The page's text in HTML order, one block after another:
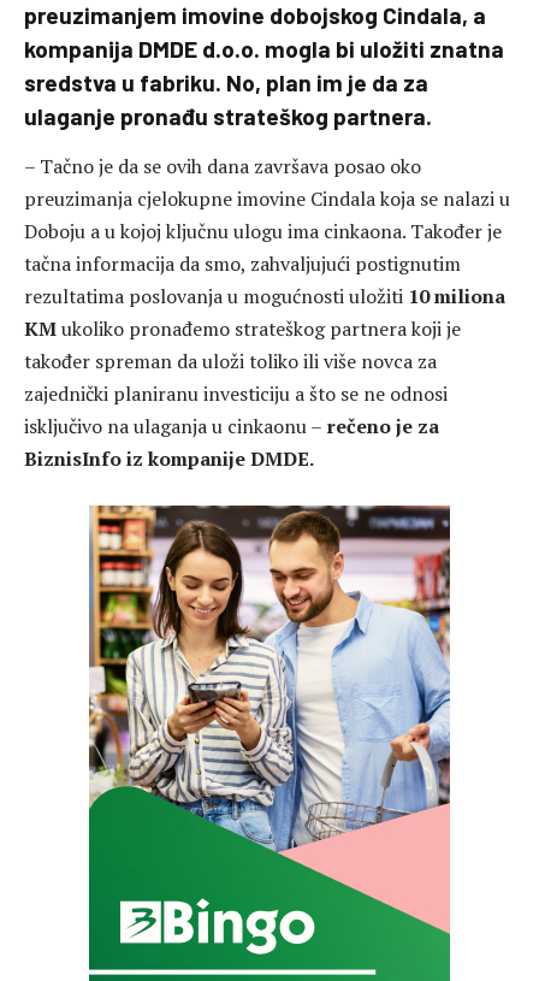
preuzimanjem imovine dobojskog Cindala, a
kompanija DMDE d.o.o. mogla bi uložiti znatna
sredstva u fabriku. No, plan im je da za
ulaganje pronađu strateškog partnera.
– Tačno je da se ovih dana završava posao oko
preuzimanja cjelokupne imovine Cindala koja se nalazi u
Doboju a u kojoj ključnu ulogu ima cinkaona. Također je
tačna informacija da smo, zahvaljujući postignutim
rezultatima poslovanja u mogućnosti uložiti 10 miliona
KMukoliko pronađemo strateškog partnera koji je
također spreman da uloži toliko ili više novca za
zajednički planiranu investiciju a što se ne odnosi
isključivo na ulaganja u cinkaonu – rečeno je za
BiznisInfo iz kompanije DMDE.